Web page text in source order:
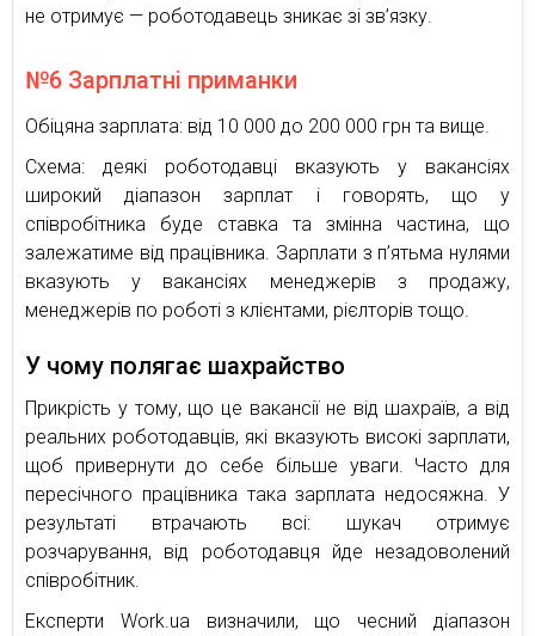
не отримує — роботодавець зникає зі зв’язку.
№6 Зарплатні приманки
Обіцяна зарплата: від 10 000 до 200 000 грн та вище.
Схема: деякі роботодавці вказують у вакансіях
широкий діапазон зарплат і говорять, що у
співробітника буде ставка та змінна частина, що
залежатиме від працівника. Зарплати з п’ятьма нулями
вказують у вакансіях менеджерів з продажу,
менеджерів по роботі з клієнтами, рієлторів тощо.
У чому полягає шахрайство
Прикрість у тому, що це вакансії не від шахраїв, а від
реальних роботодавців, які вказують високі зарплати,
щоб привернути до себе більше уваги. Часто для
пересічного працівника така зарплата недосяжна. У
результаті втрачають всі: шукач отримує
розчарування, від роботодавця йде незадоволений
співробітник.
Експерти Work.ua визначили, що чесний діапазон